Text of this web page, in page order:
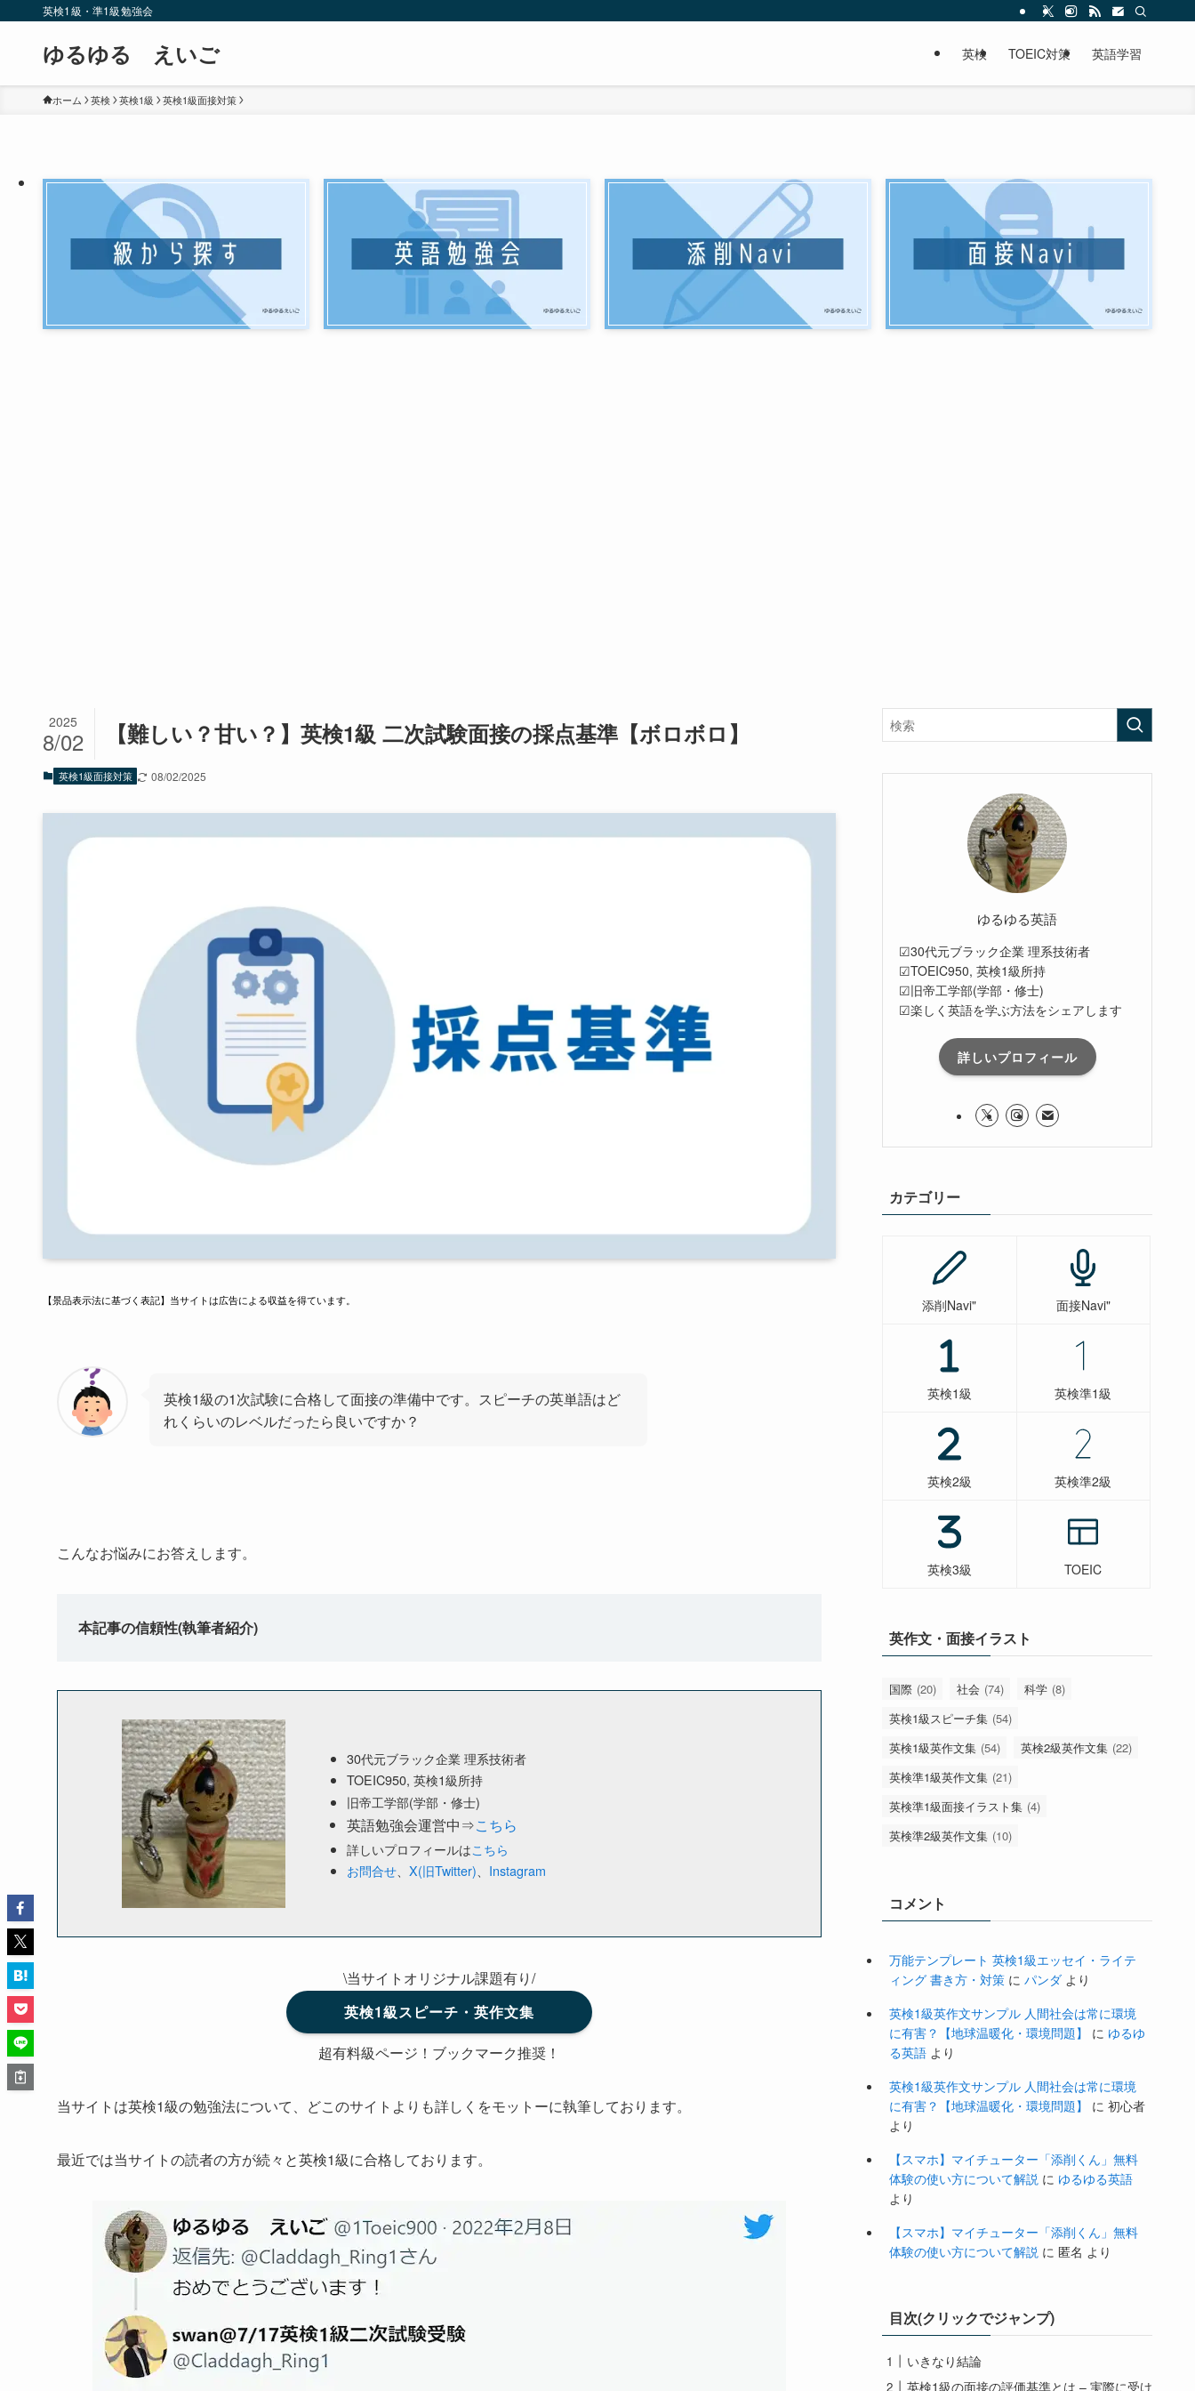
英検1級・準1級勉強会
ゆるゆる えいご 英検 TOEIC対策 英語学習
ホーム 英検 英検1級 英検1級面接対策
【難しい？甘い？】英検1級 二次試験面接の採点基準【ボロボロ】
2025
8/02
英検1級面接対策 08/02/2025
【景品表示法に基づく表記】当サイトは広告による収益を得ています。
英検1級の1次試験に合格して面接の準備中です。スピーチの英単語はど
れくらいのレベルだったら良いですか？
こんなお悩みにお答えします。
本記事の信頼性(執筆者紹介)
30代元ブラック企業 理系技術者
TOEIC950, 英検1級所持
旧帝工学部(学部・修士)
英語勉強会運営中⇒こちら
詳しいプロフィールはこちら
お問合せ、 X(旧Twitter)、 Instagram
\当サイトオリジナル課題有り/
英検1級スピーチ・英作文集
超有料級ページ！ブックマーク推奨！
当サイトは英検1級の勉強法について、どこのサイトよりも詳しくをモットーに執筆しております。
最近では当サイトの読者の方が続々と英検1級に合格しております。
ゆるゆる英語
☑30代元ブラック企業 理系技術者
☑TOEIC950, 英検1級所持
☑旧帝工学部(学部・修士)
☑楽しく英語を学ぶ方法をシェアします
詳しいプロフィール
カテゴリー
添削Navi" 面接Navi"
英検1級 英検準1級
英検2級 英検準2級
英検3級 TOEIC
英作文・面接イラスト
国際 (20) 社会 (74) 科学 (8)
英検1級スピーチ集 (54)
英検1級英作文集 (54) 英検2級英作文集 (22)
英検準1級英作文集 (21)
英検準1級面接イラスト集 (4)
英検準2級英作文集 (10)
コメント
万能テンプレート 英検1級エッセイ・ライテ
ィング 書き方・対策 に パンダ より
英検1級英作文サンプル 人間社会は常に環境
に有害？【地球温暖化・環境問題】
に ゆるゆ
る英語 より
英検1級英作文サンプル 人間社会は常に環境
に有害？【地球温暖化・環境問題】
に 初心者
より
【スマホ】マイチューター「添削くん」無料
体験の使い方について解説 に ゆるゆる英語
より
【スマホ】マイチューター「添削くん」無料
体験の使い方について解説 に 匿名 より
目次(クリックでジャンプ)
いきなり結論
英検1級の面接の評価基準とは – 実際に受け